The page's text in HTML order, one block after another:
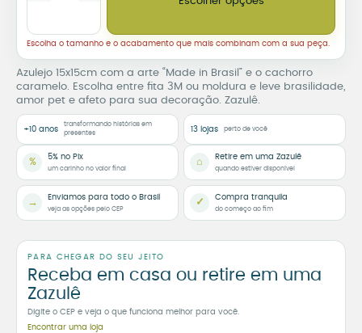
Azulejo 15x15cm com a arte “Made in Brasil” e o cachorro
caramelo. Escolha entre fita 3M ou moldura e leve brasilidade,
amor pet e afeto para sua decoração. Zazulê.
Escolha o tamanho e o acabamento que mais combinam com a sua peça.
+10 anos
transformando histórias em
presentes
13 lojas perto de você
% 5% no Pix
um carinho no valor final
⌂ Retire em uma Zazulê
quando estiver disponível
→ Enviamos para todo o Brasil
veja as opções pelo CEP
✓ Compra tranquila
do começo ao fim
PARA CHEGAR DO SEU JEITO
Receba em casa ou retire em uma
Zazulê
Digite o CEP e veja o que funciona melhor para você.
Encontrar uma loja